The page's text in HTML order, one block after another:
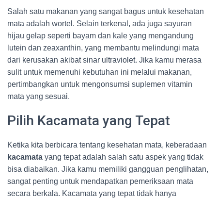
Salah satu makanan yang sangat bagus untuk kesehatan
mata adalah wortel. Selain terkenal, ada juga sayuran
hijau gelap seperti bayam dan kale yang mengandung
lutein dan zeaxanthin, yang membantu melindungi mata
dari kerusakan akibat sinar ultraviolet. Jika kamu merasa
sulit untuk memenuhi kebutuhan ini melalui makanan,
pertimbangkan untuk mengonsumsi suplemen vitamin
mata yang sesuai.
Pilih Kacamata yang Tepat
Ketika kita berbicara tentang kesehatan mata, keberadaan
kacamata yang tepat adalah salah satu aspek yang tidak
bisa diabaikan. Jika kamu memiliki gangguan penglihatan,
sangat penting untuk mendapatkan pemeriksaan mata
secara berkala. Kacamata yang tepat tidak hanya